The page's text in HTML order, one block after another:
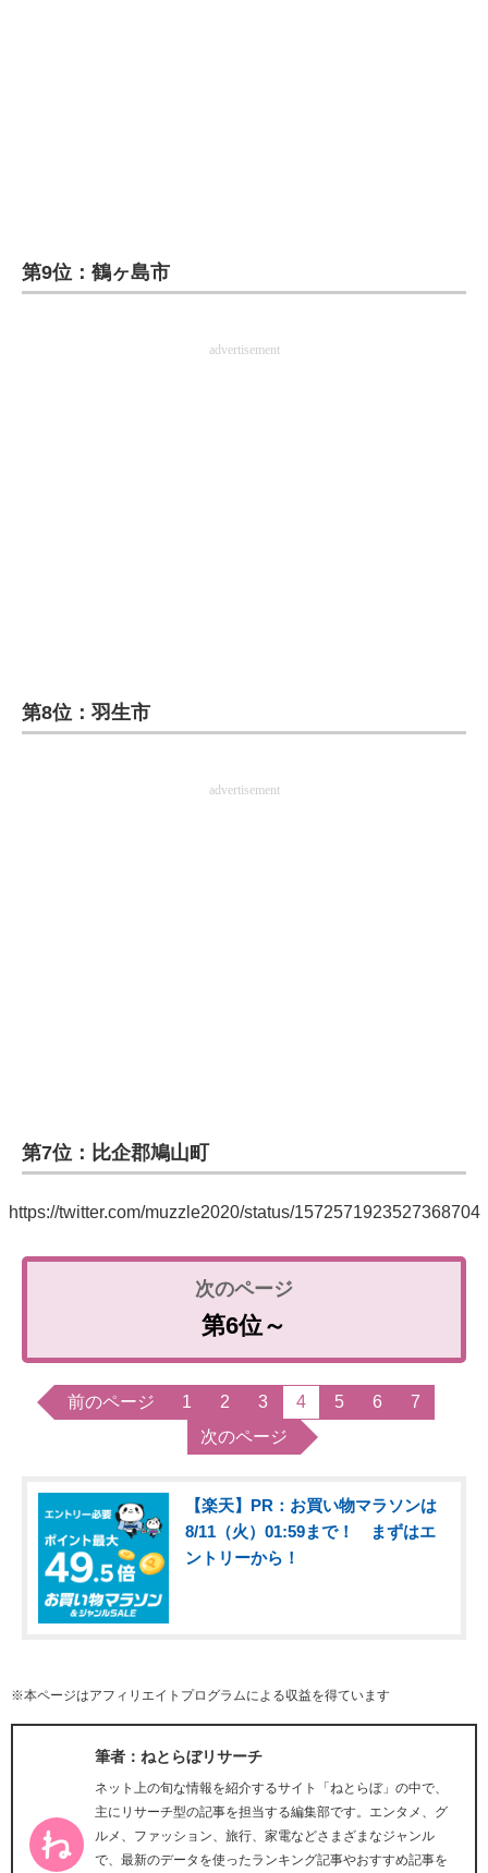
建設×テクノロジーの最前線
第9位：鶴ヶ島市
advertisement
第8位：羽生市
advertisement
第7位：比企郡鳩山町
https://twitter.com/muzzle2020/status/1572571923527368704
第6位～
前のページ 1 2 3 4 5 6
7
次のページ
【楽天】PR：お買い物マラソンは
8/11（火）01:59まで！ まずはエ
ントリーから！
※本ページはアフィリエイトプログラムによる収益を得ています
筆者：ねとらぼリサーチ
ネット上の旬な情報を紹介するサイト「ねとらぼ」の中で、
主にリサーチ型の記事を担当する編集部です。エンタメ、グ
ルメ、ファッション、旅行、家電などさまざまなジャンル
で、最新のデータを使ったランキング記事やおすすめ記事を